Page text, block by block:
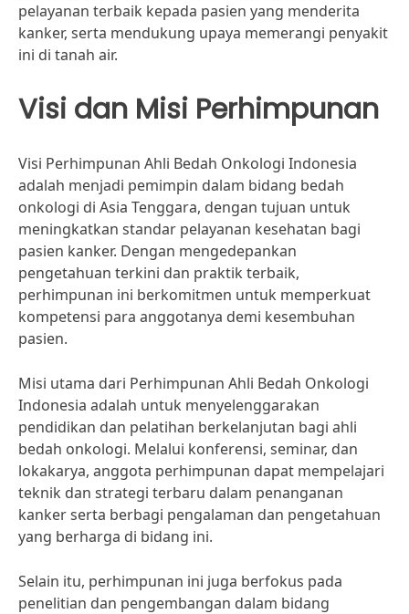
pelayanan terbaik kepada pasien yang menderita
kanker, serta mendukung upaya memerangi penyakit
ini di tanah air.
Visi dan Misi Perhimpunan
Visi Perhimpunan Ahli Bedah Onkologi Indonesia
adalah menjadi pemimpin dalam bidang bedah
onkologi di Asia Tenggara, dengan tujuan untuk
meningkatkan standar pelayanan kesehatan bagi
pasien kanker. Dengan mengedepankan
pengetahuan terkini dan praktik terbaik,
perhimpunan ini berkomitmen untuk memperkuat
kompetensi para anggotanya demi kesembuhan
pasien.
Misi utama dari Perhimpunan Ahli Bedah Onkologi
Indonesia adalah untuk menyelenggarakan
pendidikan dan pelatihan berkelanjutan bagi ahli
bedah onkologi. Melalui konferensi, seminar, dan
lokakarya, anggota perhimpunan dapat mempelajari
teknik dan strategi terbaru dalam penanganan
kanker serta berbagi pengalaman dan pengetahuan
yang berharga di bidang ini.
Selain itu, perhimpunan ini juga berfokus pada
penelitian dan pengembangan dalam bidang